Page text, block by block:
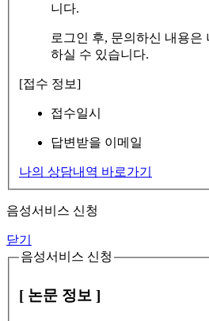
니다.
로그인 후, 문의하신 내용은
하실 수 있습니다.
[접수 정보]
접수일시
답변받을 이메일
나의 상담내역 바로가기
음성서비스 신청
닫기
음성서비스 신청
[ 논문 정보 ]